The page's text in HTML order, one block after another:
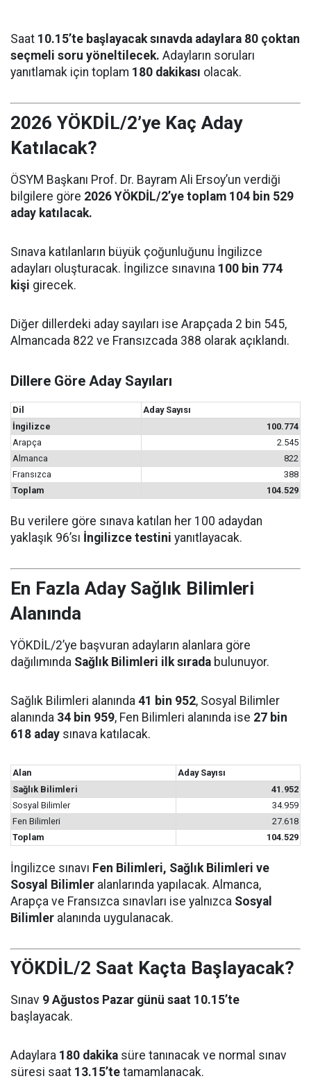
Saat 10.15’te başlayacak sınavda adaylara 80 çoktan
seçmeli soru yöneltilecek. Adayların soruları
yanıtlamak için toplam 180 dakikası olacak.
2026 YÖKDİL/2’ye Kaç Aday
Katılacak?
ÖSYM Başkanı Prof. Dr. Bayram Ali Ersoy’un verdiği
bilgilere göre 2026 YÖKDİL/2’ye toplam 104 bin 529
aday katılacak.
Sınava katılanların büyük çoğunluğunu İngilizce
adayları oluşturacak. İngilizce sınavına 100 bin 774
kişi girecek.
Diğer dillerdeki aday sayıları ise Arapçada 2 bin 545,
Almancada 822 ve Fransızcada 388 olarak açıklandı.
Dillere Göre Aday Sayıları
Dil
Aday Sayısı
İngilizce
100.774
Arapça
2.545
Almanca
822
Fransızca
388
Toplam
104.529
Bu verilere göre sınava katılan her 100 adaydan
yaklaşık 96’sı İngilizce testini yanıtlayacak.
En Fazla Aday Sağlık Bilimleri
Alanında
YÖKDİL/2’ye başvuran adayların alanlara göre
dağılımında Sağlık Bilimleri ilk sırada bulunuyor.
Sağlık Bilimleri alanında 41 bin 952, Sosyal Bilimler
alanında 34 bin 959, Fen Bilimleri alanında ise 27 bin
618 aday sınava katılacak.
Alan
Aday Sayısı
Sağlık Bilimleri
41.952
Sosyal Bilimler
34.959
Fen Bilimleri
27.618
Toplam
104.529
İngilizce sınavı Fen Bilimleri, Sağlık Bilimleri ve
Sosyal Bilimler alanlarında yapılacak. Almanca,
Arapça ve Fransızca sınavları ise yalnızca Sosyal
Bilimler alanında uygulanacak.
YÖKDİL/2 Saat Kaçta Başlayacak?
Sınav 9 Ağustos Pazar günü saat 10.15’te
başlayacak.
Adaylara 180 dakika süre tanınacak ve normal sınav
süresi saat 13.15’te tamamlanacak.